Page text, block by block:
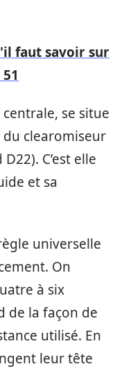
faut savoir sur
centrale, se situe
clearomiseur
C’est elle
et sa
universelle
On
à six
de la façon de
utilisé. En
leur tête